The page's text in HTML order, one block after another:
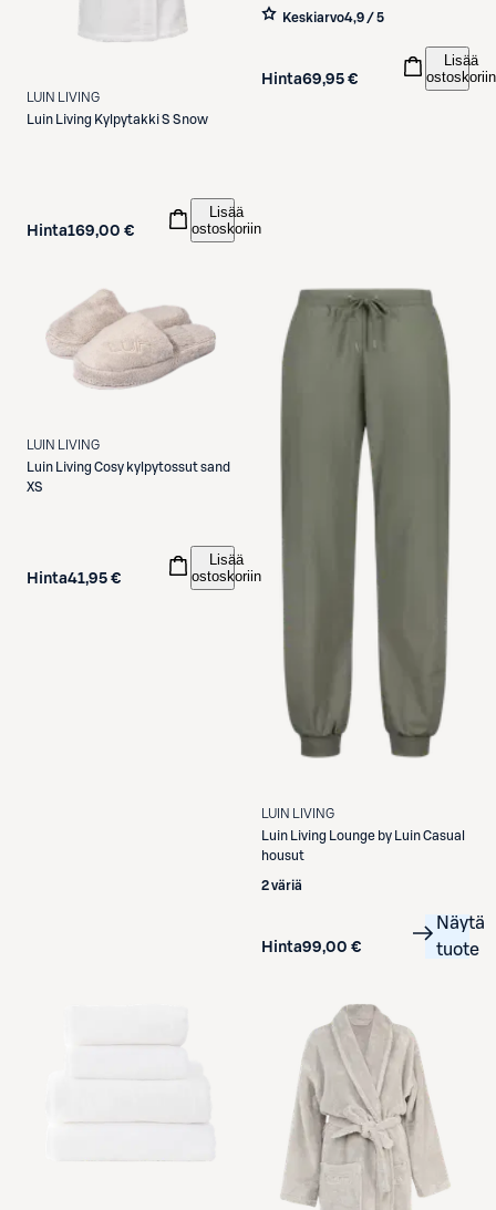
LUIN LIVING
Luin Living Kylpytakki S Snow
Hinta169,00 €
Lisää
ostoskoriin
Keskiarvo4,9 / 5
Hinta69,95 €
Lisää
ostoskoriin
LUIN LIVING
Luin Living Cosy kylpytossut sand
XS
Hinta41,95 €
Lisää
ostoskoriin
LUIN LIVING
Luin Living
Lounge by Luin Casual
housut
2 väriä
Hinta99,00 €
Näytä
tuote